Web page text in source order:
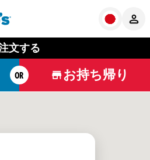
文する
OR お持ち帰り